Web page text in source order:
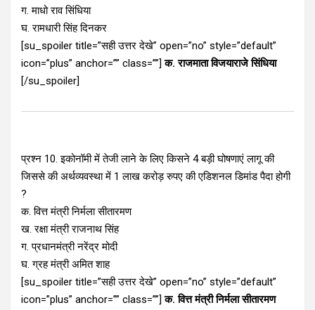
ग. माधो राव सिंधिया
घ. रामधारी सिंह दिनकर
[su_spoiler title=”सही उत्तर देखे” open=”no” style=”default”
icon=”plus” anchor=”” class=””] क. राजमाता विजयाराजे सिंधिया
[/su_spoiler]
प्रश्न 10. इकोनॉमी में तेजी लाने के लिए किसने 4 बड़ी घोषणाएं लागू की
जिससे की अर्थव्यवस्था में 1 लाख करोड़ रुपए की एडिशनल डिमांड पैदा होगी
?
क. वित्त मंत्री निर्मला सीतारमण
ख. रक्षा मंत्री राजनाथ सिंह
ग. प्रधानमंत्री नरेंद्र मोदी
घ. ग्रह मंत्री अमित शाह
[su_spoiler title=”सही उत्तर देखे” open=”no” style=”default”
icon=”plus” anchor=”” class=””]क. वित्त मंत्री निर्मला सीतारमण